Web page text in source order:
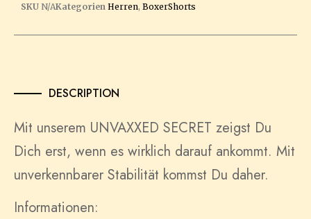
SKU N/AKategorien Herren, BoxerShorts
DESCRIPTION
Mit unserem UNVAXXED SECRET zeigst Du
Dich erst, wenn es wirklich darauf ankommt. Mit
unverkennbarer Stabilität kommst Du daher.
Informationen: